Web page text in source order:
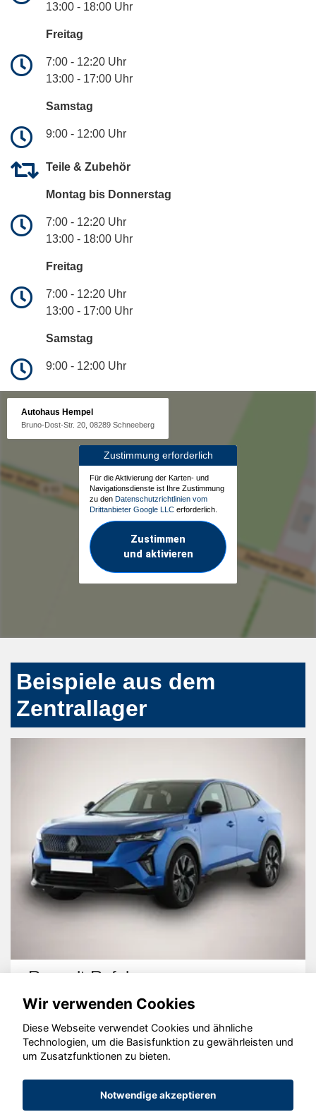
13:00 - 18:00 Uhr
Freitag
7:00 - 12:20 Uhr
13:00 - 17:00 Uhr
Samstag
9:00 - 12:00 Uhr
Teile & Zubehör
Montag bis Donnerstag
7:00 - 12:20 Uhr
13:00 - 18:00 Uhr
Freitag
7:00 - 12:20 Uhr
13:00 - 17:00 Uhr
Samstag
9:00 - 12:00 Uhr
Autohaus Hempel
Bruno-Dost-Str. 20, 08289 Schneeberg
Zustimmung erforderlich
Für die Aktivierung der Karten- und
Navigationsdienste ist Ihre Zustimmung
zu den Datenschutzrichtlinien vom
Drittanbieter Google LLC erforderlich.
Zustimmen
und aktivieren
Beispiele aus dem
Zentrallager
Renault Rafale
© konjunkturmotor.de GmbH 2020 - 2026
Wir verwenden Cookies
Diese Webseite verwendet Cookies und ähnliche
Technologien, um die Basisfunktion zu gewährleisten und
um Zusatzfunktionen zu bieten.
Notwendige akzeptieren